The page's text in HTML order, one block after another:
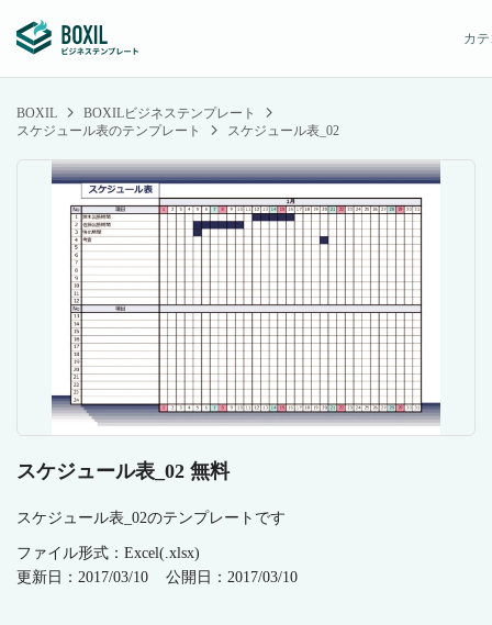
カ
BOXIL
BOXILビジネステンプレート
スケジュール表のテンプレート
スケジュール表_02
スケジュール表_02 無料
スケジュール表_02のテンプレートです
ファイル形式：Excel(.xlsx)
更新日：2017/03/10
公開日：2017/03/10